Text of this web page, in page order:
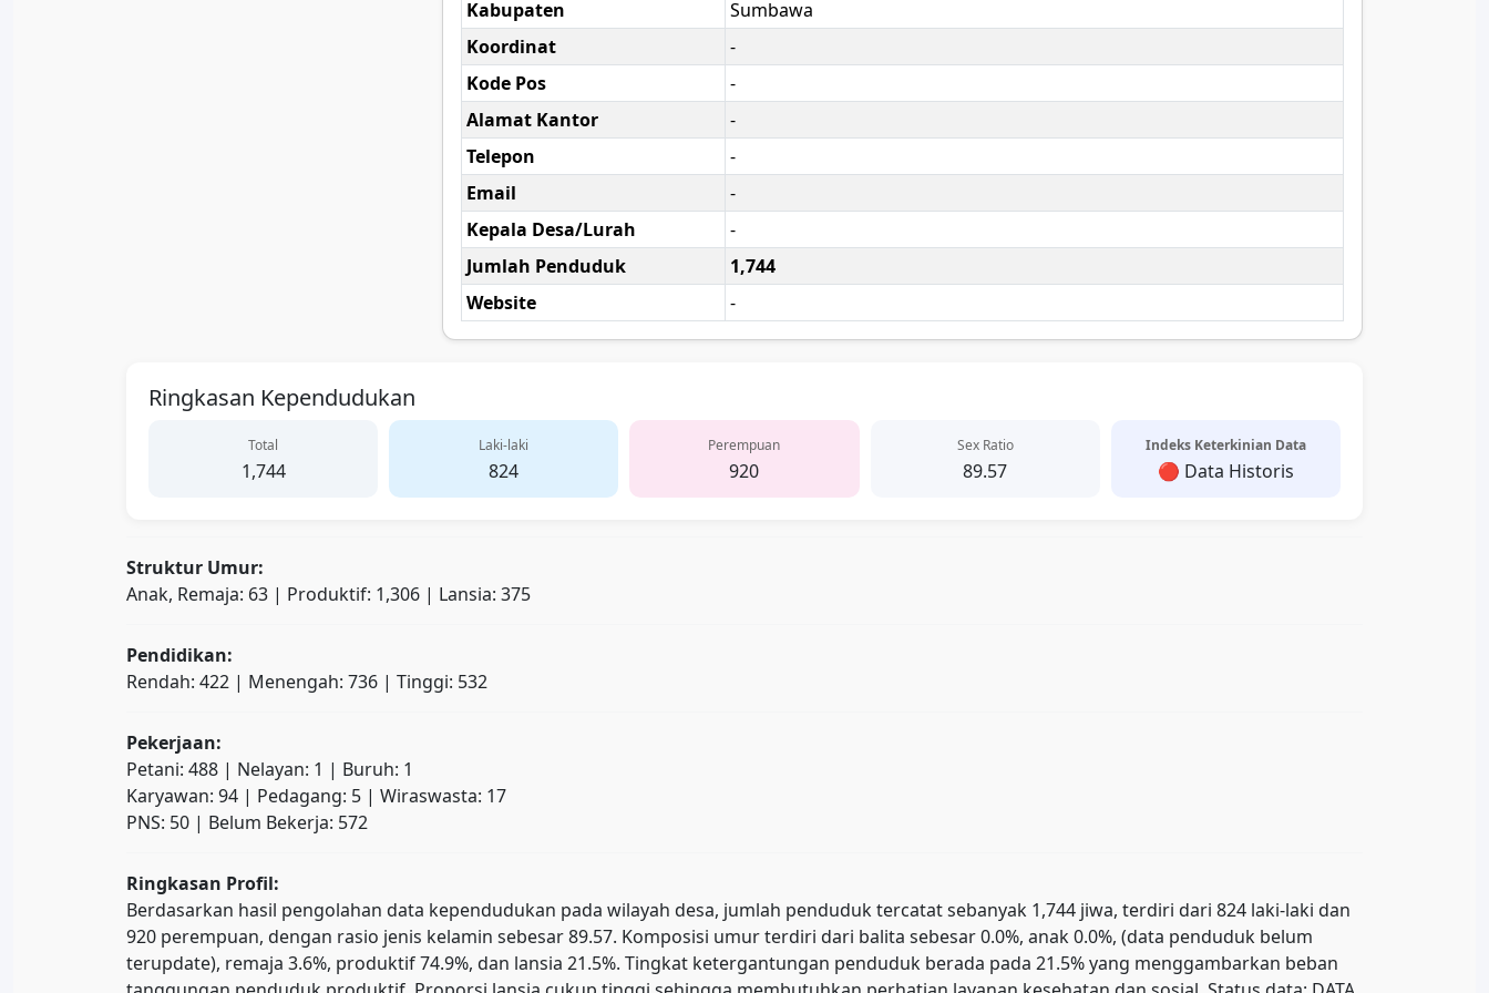
Kabupaten
Sumbawa
Koordinat
-
Kode Pos
-
Alamat Kantor
-
Telepon
-
Email
-
Kepala Desa/Lurah
-
Jumlah Penduduk
1,744
Website
-
Ringkasan Kependudukan
Total
1,744
Laki-laki
824
Perempuan
920
Sex Ratio
89.57
Indeks Keterkinian Data
🔴 Data Historis
Struktur Umur:
Anak, Remaja: 63 | Produktif: 1,306 | Lansia: 375
Pendidikan:
Rendah: 422 | Menengah: 736 | Tinggi: 532
Pekerjaan:
Petani: 488 | Nelayan: 1 | Buruh: 1
Karyawan: 94 | Pedagang: 5 | Wiraswasta: 17
PNS: 50 | Belum Bekerja: 572
Ringkasan Profil:
Berdasarkan hasil pengolahan data kependudukan pada wilayah desa, jumlah penduduk tercatat sebanyak 1,744 jiwa, terdiri dari 824 laki-laki dan
920 perempuan, dengan rasio jenis kelamin sebesar 89.57. Komposisi umur terdiri dari balita sebesar 0.0%, anak 0.0%, (data penduduk belum
terupdate), remaja 3.6%, produktif 74.9%, dan lansia 21.5%. Tingkat ketergantungan penduduk berada pada 21.5% yang menggambarkan beban